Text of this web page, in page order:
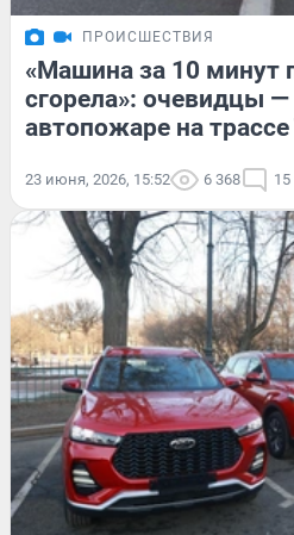
ПРОИСШЕСТВИЯ
«Машина за 10 минут
сгорела»: очевидцы
автопожаре на
23 июня, 2026, 15:52 6 368 15